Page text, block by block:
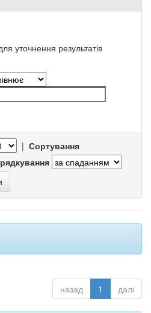
уточнення результатів
| Сортування
назад 1 далі